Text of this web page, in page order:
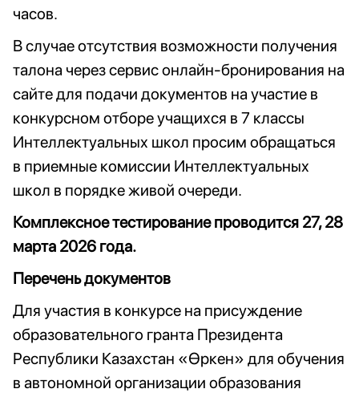
часов.
В случае отсутствия возможности получения
талона через сервис онлайн-бронирования на
сайте для подачи документов на участие в
конкурсном отборе учащихся в 7 классы
Интеллектуальных школ просим обращаться
в приемные комиссии Интеллектуальных
школ в порядке живой очереди.
Комплексное тестирование проводится 27, 28
марта 2026 года.
Перечень документов
Для участия в конкурсе на присуждение
образовательного гранта Президента
Республики Казахстан «Өркен» для обучения
в автономной организации образования